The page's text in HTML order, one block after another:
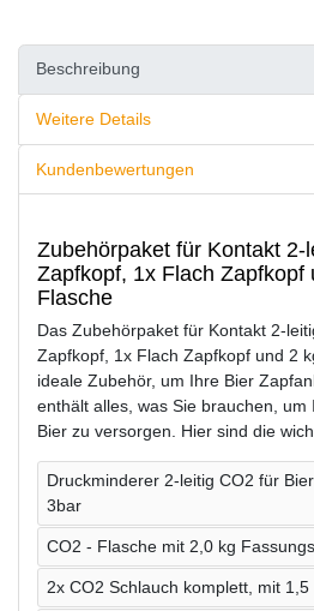
Beschreibung
Weitere Details
Kundenbewertungen
Zubehörpaket für Kontakt 2-
Zapfkopf, 1x Flach Zapfkopf
Flasche
Das Zubehörpaket für Kontakt 2-
Zapfkopf, 1x Flach Zapfkopf und 2
ideale Zubehör, um Ihre Bier
enthält alles, was Sie brauchen, um
Bier zu versorgen. Hier sind die
Druckminderer 2-leitig CO2 für
3bar
CO2 - Flasche mit 2,0 kg
2x CO2 Schlauch komplett, mit